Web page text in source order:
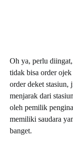
Oh ya, perlu
tidak bisa order
order deket stasiun,
menjarak dari
oleh pemilik
memiliki saudara
banget.